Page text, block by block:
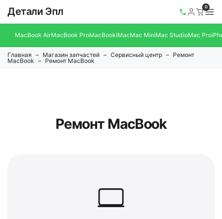
Детали Эпл 0
MacBook AirMacBook ProMacBookiMacMac MiniMac StudioMac Pro
Главная Магазин запчастей Сервисный центр
Ремонт
MacBook
Ремонт MacBook
Ремонт MacBook